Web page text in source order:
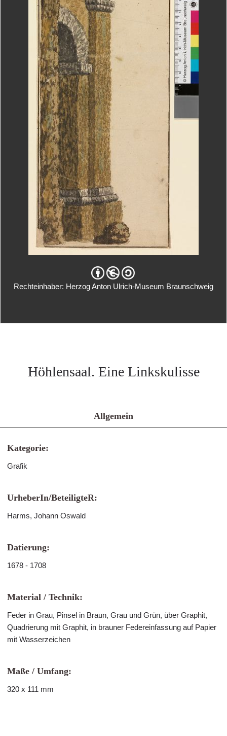
Rechteinhaber: Herzog Anton Ulrich-Museum Braunschweig
Höhlensaal. Eine Linkskulisse
Allgemein
Kategorie:
Grafik
UrheberIn/BeteiligteR:
Harms, Johann Oswald
Datierung:
1678 - 1708
Material / Technik:
Feder in Grau, Pinsel in Braun, Grau und Grün, über Graphit,
Quadrierung mit Graphit, in brauner Federeinfassung auf Papier
mit Wasserzeichen
Maße / Umfang:
320 x 111 mm